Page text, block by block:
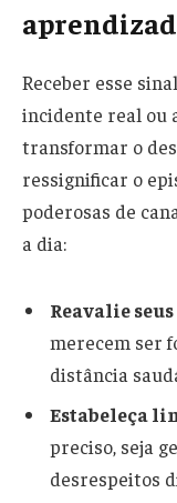
Receber esse
incidente real ou
transformar o
ressignificar o
poderosas de
a dia:
Reavalie
merecem ser
distância
Estabeleça
preciso, seja
desrespeitos